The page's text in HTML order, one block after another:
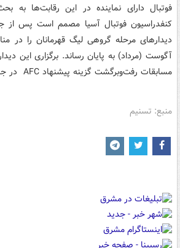
فوتبال دارای نماینده در این رقابت‌ها به
کنفدراسیون فوتبال آسیا مصمم است پس از
دیدارهای مرحله گروهی لیگ قهرمانان را در
آگوست (مرداد) به پایان رساند. برگزاری این
مسابقات رفت‌وبرگشت گزینه پیشنهاد AFC در جلسه امروز است.
منبع: تسنیم